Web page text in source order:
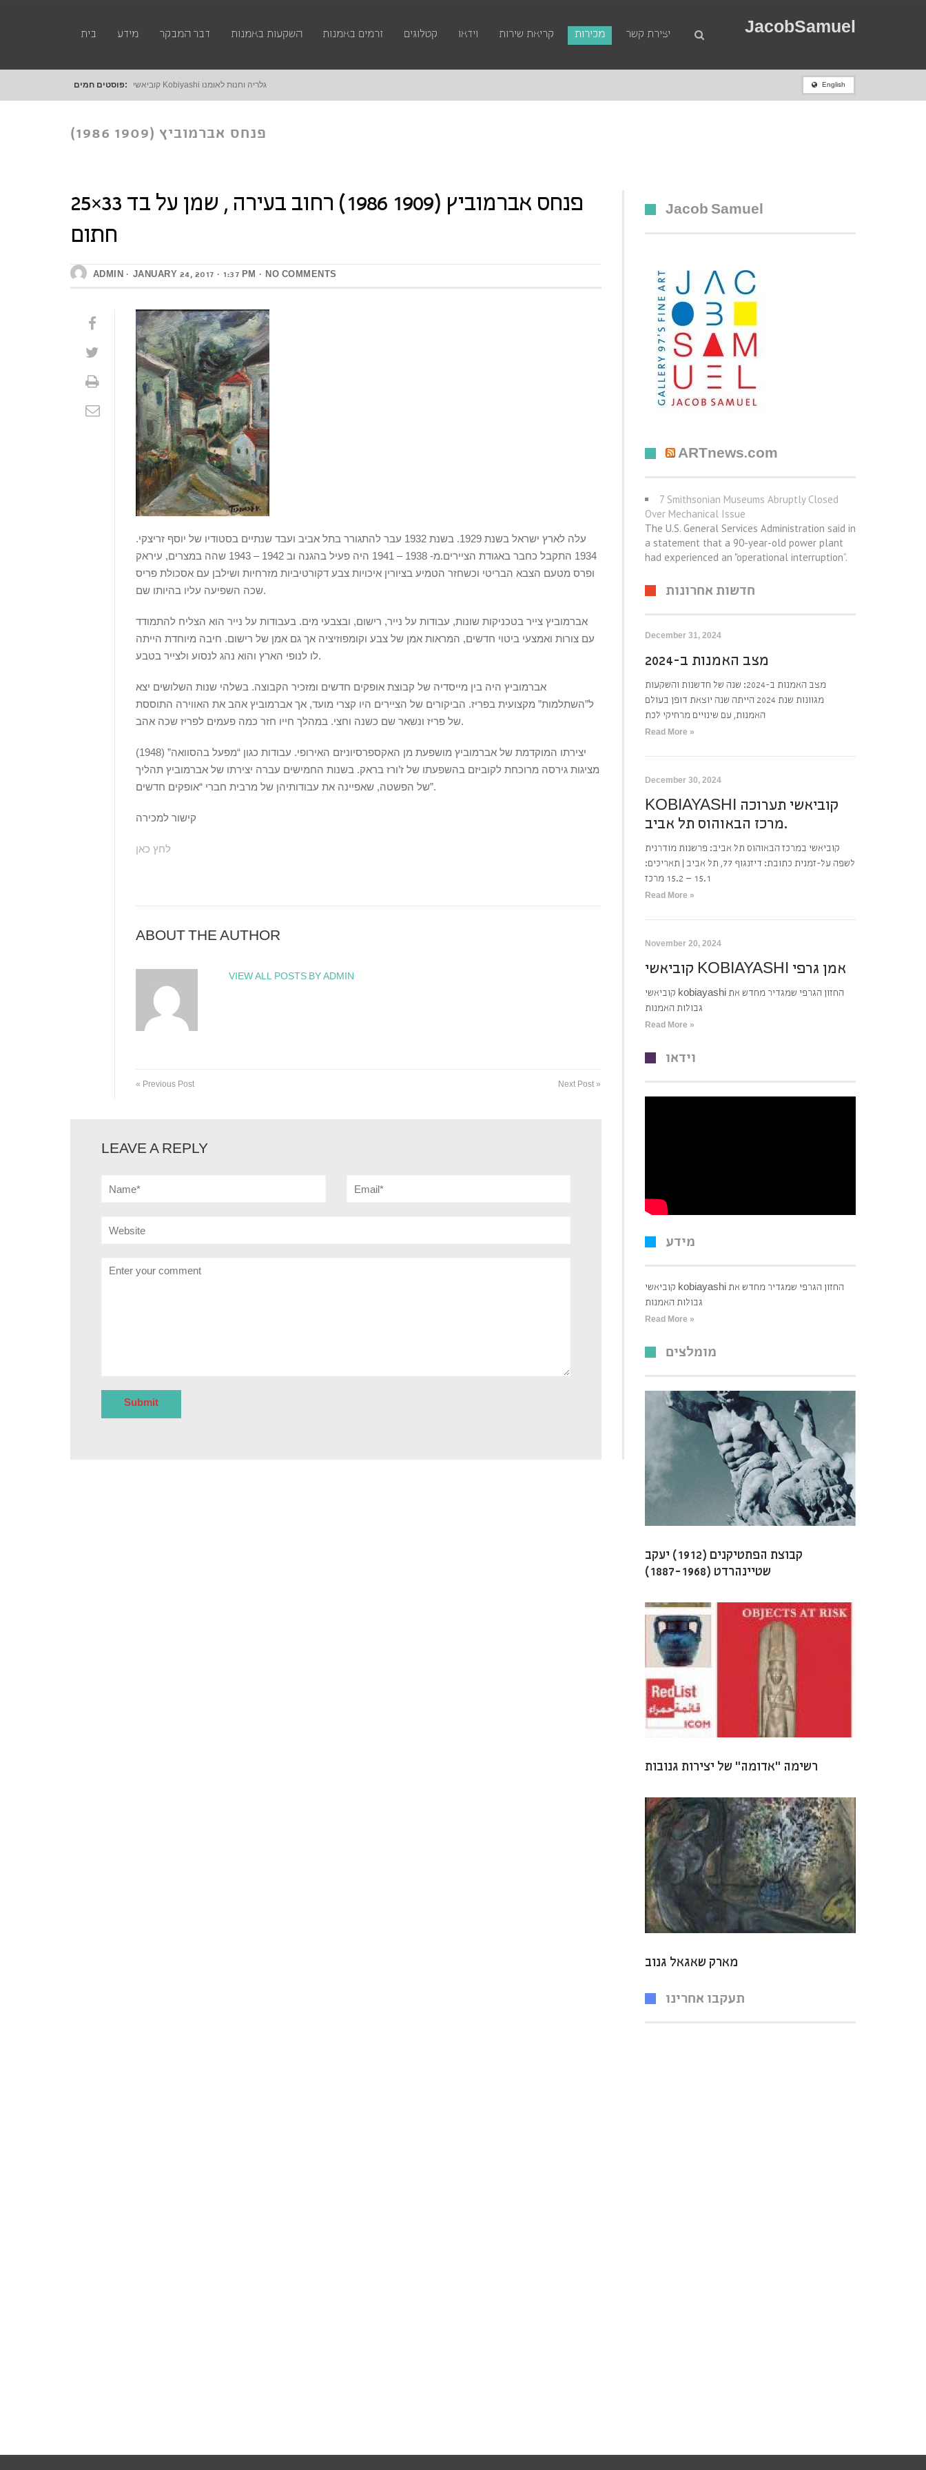
JacobSamuel בית מידע דבר המבקר השקעות באמנות זרמים באמנות קטלוגים וידאו קריאת שירות מכירות יצירת קשר
פוסטים חמים: קוביאשי Kobiyashi גלריה וחנות לאומנות דיגטלית English
פנחס אברמוביץ (1909 1986)
רחוב בעירה , שמן על בד
33×25 חתום
פנחס אברמוביץ (1909 1986) רחוב בעירה , שמן על בד 33×25 חתום
פנחס אברמוביץ (1909 1986) רחוב בעירה , שמן על בד 33×25
חתום
ADMIN JANUARY 24, 2017 1:37 PM NO COMMENTS
עלה לארץ ישראל בשנת 1929. בשנת 1932 עבר להתגורר בתל אביב ועבד שנתיים בסטודיו של יוסף זריצקי.
1934 התקבל כחבר באגודת הציירים.מ- 1938 – 1941 היה פעיל בהגנה וב 1942 – 1943 שהה במצרים, עיראק
ופרס מטעם הצבא הבריטי וכשחזר הטמיע בציורין איכויות צבע דקורטיביות מזרחיות ושילבן עם אסכולת פריס
שכה השפיעה עליו בהיותו שם.
אברמוביץ צייר בטכניקות שונות, עבודות על נייר, רישום, ובצבעי מים. בעבודות על נייר הוא הצליח להתמודד
עם צורות ואמצעי ביטוי חדשים, המראות אמן של צבע וקומפוזיציה אך גם אמן של רישום. חיבה מיוחדת הייתה
לו לנופי הארץ והוא נהג לנסוע ולצייר בטבע.
אברמוביץ היה בין מייסדיה של קבוצת אופקים חדשים ומזכיר הקבוצה. בשלהי שנות השלושים יצא
ל”השתלמות” מקצועית בפריז. הביקורים של הציירים היו קצרי מועד, אך אברמוביץ אהב את האווירה התוססת
של פריז ונשאר שם כשנה וחצי. במהלך חייו חזר כמה פעמים לפריז שכה אהב.
יצירתו המוקדמת של אברמוביץ מושפעת מן האקספרסיוניזם האירופי. עבודות כגון “מפעל בהסוואה” (1948)
מציגות גירסה מרוכחת לקוביזם בהשפעתו של ז’ורז בראק. בשנות החמישים עברה יצירתו של אברמוביץ תהליך
של הפשטה, שאפיינה את עבודותיהן של מרבית חברי “אופקים חדשים”.
קישור למכירה
ABOUT THE AUTHOR
VIEW ALL POSTS BY ADMIN
« Previous Post Next Post »
LEAVE A REPLY
Jacob Samuel
ARTnews.com
7 Smithsonian Museums Abruptly Closed
Over Mechanical Issue
The U.S. General Services Administration said in
a statement that a 90-year-old power plant
had experienced an "operational interruption”.
חדשות אחרונות
December 31, 2024
מצב האמנות ב-2024
מצב האמנות ב-2024: שנה של חדשנות והשקעות
מגוונות שנת 2024 הייתה שנה יוצאת דופן בעולם
האמנות, עם שינויים מרחיקי לכת
Read More »
December 30, 2024
KOBIAYASHI קוביאשי תערוכה
מרכז הבאוהוס תל אביב.
קוביאשי במרכז הבאוהוס תל אביב: פרשנות מודרנית
לשפה על-זמנית כתובת: דיזנגוף 77, תל אביב | תאריכים:
15.1 – 15.2 מרכז
Read More »
November 20, 2024
קוביאשי KOBIAYASHI אמן גרפי
קוביאשי kobiayashi החזון הגרפי שמגדיר מחדש את
גבולות האמנות
Read More »
וידאו
מידע
קוביאשי kobiayashi החזון הגרפי שמגדיר מחדש את
גבולות האמנות
Read More »
מומלצים
קבוצת הפתטיקנים (1912) יעקב
שטיינהרדט (1887-1968)
רשימה “אדומה” של יצירות גנובות
מארק שאגאל גנוב
תעקבו אחרינו